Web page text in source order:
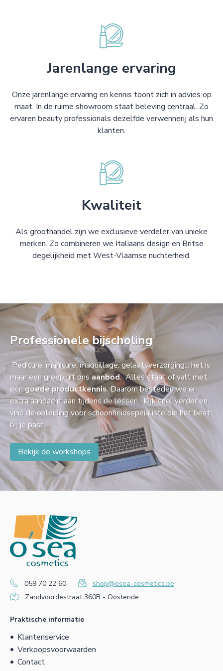
Jarenlange ervaring
Onze jarenlange ervaring en kennis toont zich in advies op
maat. In de ruime showroom staat beleving centraal. Zo
ervaren beauty professionals dezelfde verwennerij als hun
klanten.
Kwaliteit
Als groothandel zijn we exclusieve verdeler van unieke
merken. Zo combineren we Italiaans design en Britse
degelijkheid met West-Vlaamse nuchterheid.
Professionele bijscholing
Pedicure, manicure, maquillage, gelaatsverzorging... het is
maar een greep uit ons aanbod. Alles staat of valt met
eengoede productkennis. Daarom besteden we er
extra aandacht aan tijdens de lessen. Kijk snel verder en
vind de opleiding voor schoonheidsspeialiste die het best
bij je past.
Bekijk de workshops
059 70 22 60
shop@osea-cosmetics.be
Zandvoordestraat 360B - Oostende
Praktische informatie
Klantenservice
Verkoopsvoorwaarden
Contact